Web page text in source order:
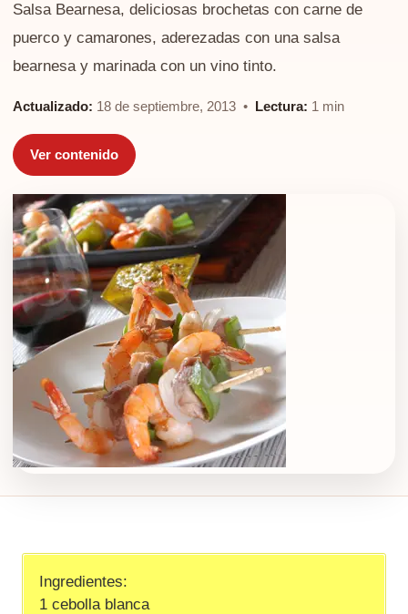
Salsa Bearnesa, deliciosas brochetas con carne de
puerco y camarones, aderezadas con una salsa
bearnesa y marinada con un vino tinto.
Actualizado: 18 de septiembre, 2013 • Lectura: 1 min
Ver contenido
Ingredientes:
1 cebolla blanca